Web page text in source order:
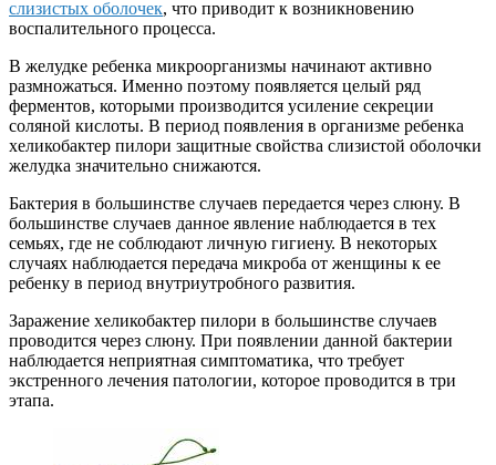
слизистых оболочек, что приводит к возникновению
воспалительного процесса.
В желудке ребенка микроорганизмы начинают активно
размножаться. Именно поэтому появляется целый ряд
ферментов, которыми производится усиление секреции
соляной кислоты. В период появления в организме ребенка
хеликобактер пилори защитные свойства слизистой оболочки
желудка значительно снижаются.
Бактерия в большинстве случаев передается через слюну. В
большинстве случаев данное явление наблюдается в тех
семьях, где не соблюдают личную гигиену. В некоторых
случаях наблюдается передача микроба от женщины к ее
ребенку в период внутриутробного развития.
Заражение хеликобактер пилори в большинстве случаев
проводится через слюну. При появлении данной бактерии
наблюдается неприятная симптоматика, что требует
экстренного лечения патологии, которое проводится в три
этапа.